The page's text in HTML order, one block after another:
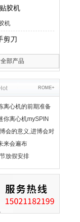
胶机
机
剪刀
部产品
ROME+
离心机的前期准备
你离心机mySPIN
会的意义,进博会对
哪些？
来会遍布
放假安排